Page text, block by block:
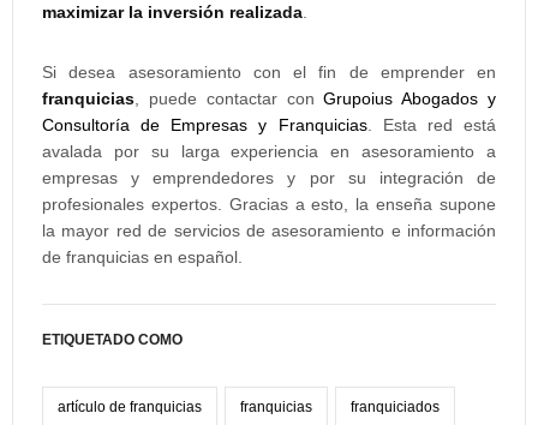
maximizar la inversión realizada
Si desea asesoramiento con el fin de emprender en
franquicias , puede contactar con Grupoius Abogados y
Consultoría de Empresas y Franquicias. Esta red está
avalada por su larga experiencia en asesoramiento a
empresas y emprendedores y por su integración de
profesionales expertos. Gracias a esto, la enseña supone
la mayor red de servicios de asesoramiento e información
de franquicias en español.
ETIQUETADO COMO
artículo de franquicias franquicias franquiciados